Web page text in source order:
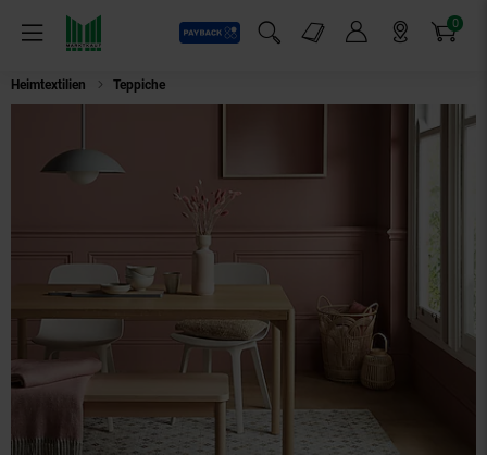
Menü
Payback
Suchfeld einblenden
Markt-Angebote 0
Artikel
Heimtextilien Teppiche